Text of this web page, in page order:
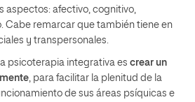
aspectos: afectivo, cognitivo,
Cabe remarcar que también tiene en
y transpersonales.
psicoterapia integrativa es crear un
, para facilitar la plenitud de la
de sus áreas psíquicas e